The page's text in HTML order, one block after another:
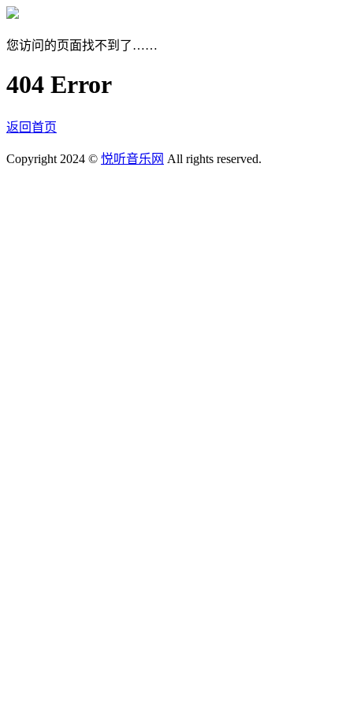
您访问的页面找不到了……
404 Error
返回首页
Copyright 2024 © 悦听音乐网 All rights reserved.